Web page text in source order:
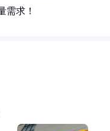
需求！